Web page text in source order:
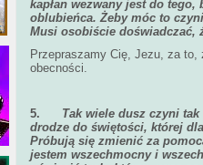
kapłan wezwany jest do tego,
oblubieńca. Żeby móc to
Musi osobiście doświadczać,
Przepraszamy Cię, Jezu, za to,
obecności.
5. Tak wiele dusz czyni
drodze do świętości, której
Próbują się zmienić za
jestem wszechmocny i